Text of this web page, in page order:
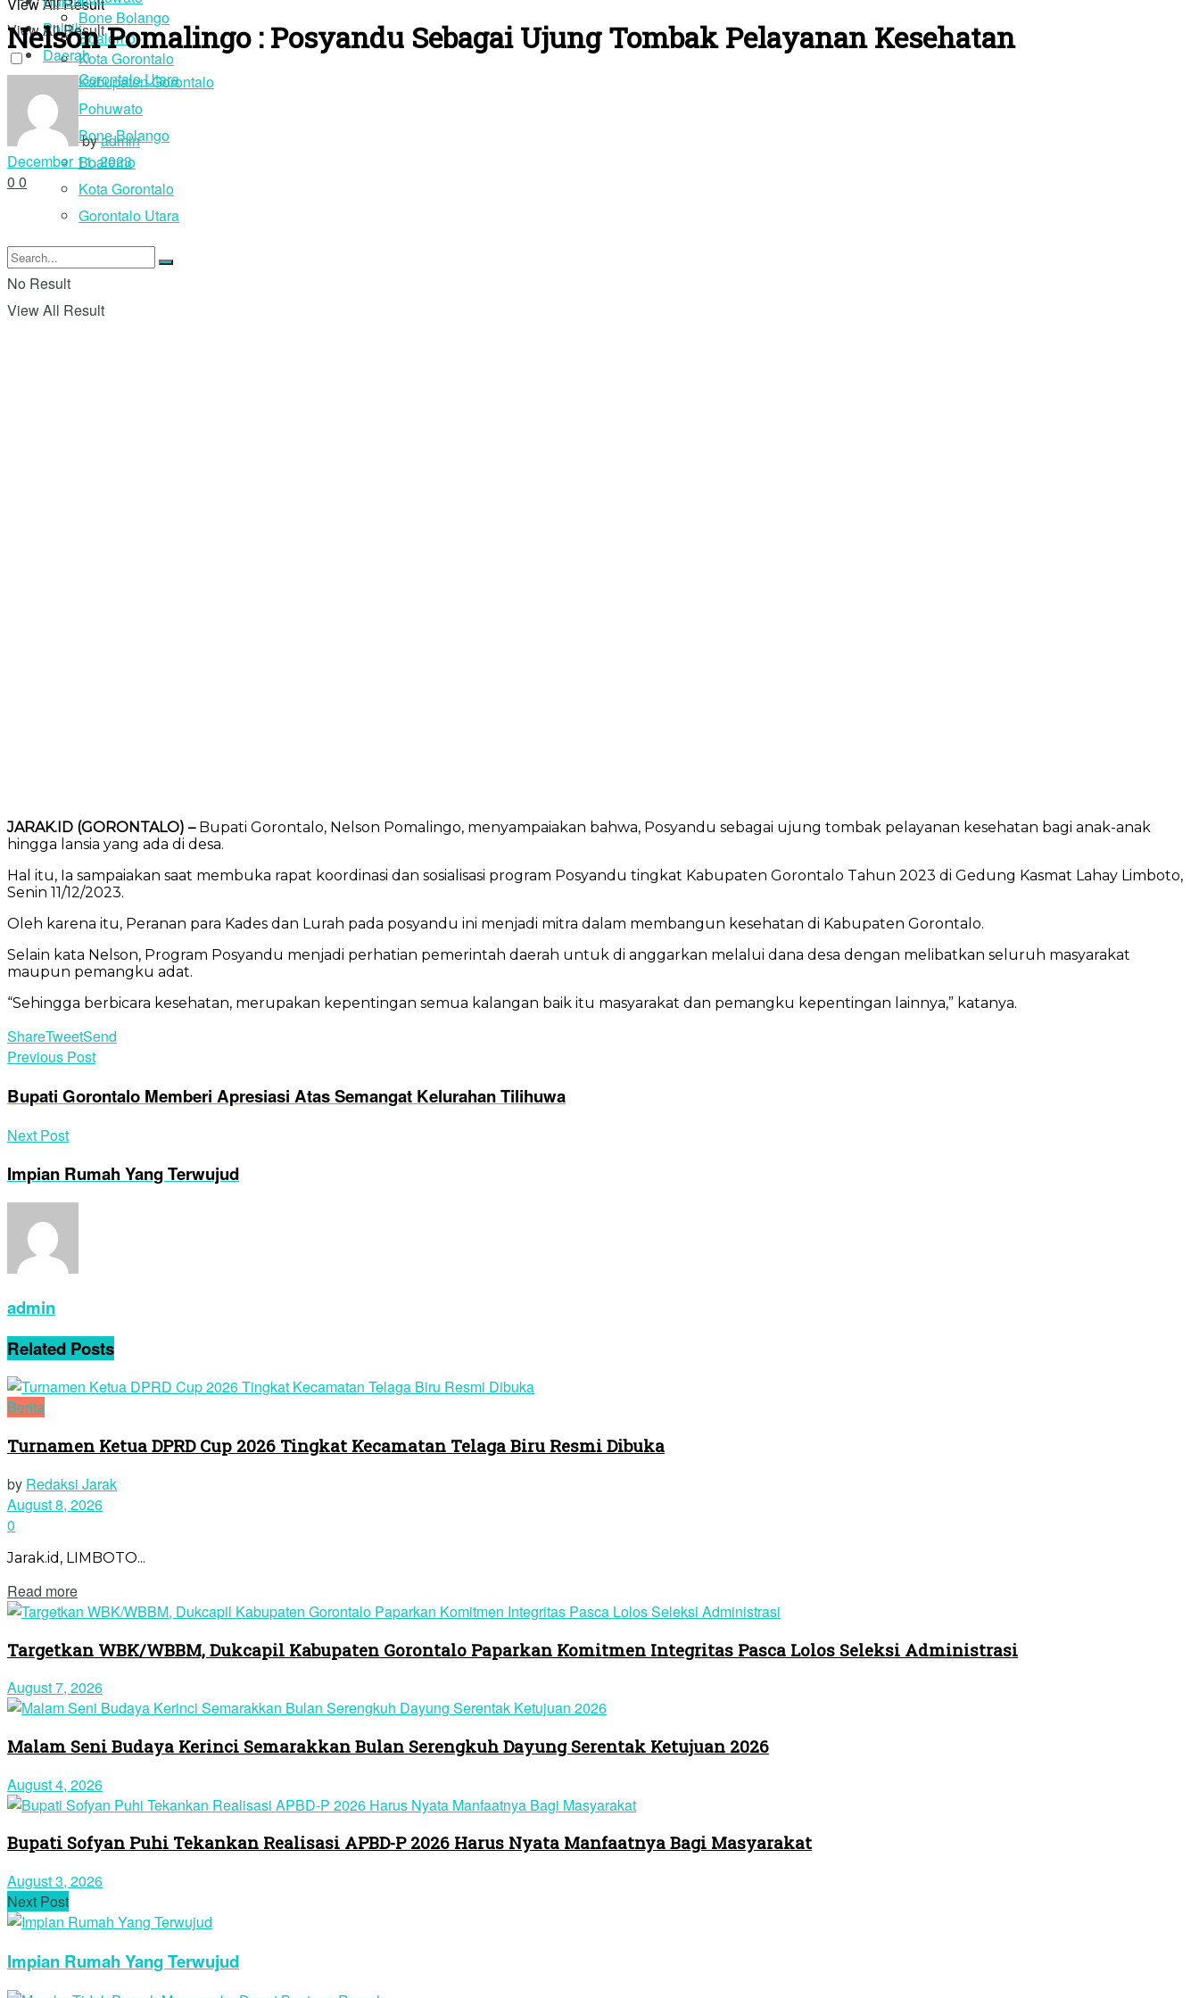
View All Result
Login
Bone Bolango
Boalemo
Kota Gorontalo
Gorontalo Utara
Politik
Daerah
Kabupaten Gorontalo
Pohuwato
Bone Bolango
Boalemo
Kota Gorontalo
Gorontalo Utara
No Result
View All Result
View All Result
Nelson Pomalingo : Posyandu Sebagai Ujung Tombak Pelayanan Kesehatan
byadmin
December 11, 2023
0 0
JARAK.ID (GORONTALO) –Bupati Gorontalo, Nelson Pomalingo, menyampaiakan bahwa, Posyandu sebagai ujung tombak pelayanan kesehatan bagi anak-anak
hingga lansia yang ada di desa.
Hal itu, Ia sampaiakan saat membuka rapat koordinasi dan sosialisasi program Posyandu tingkat Kabupaten Gorontalo Tahun 2023 di Gedung Kasmat Lahay Limboto,
Senin 11/12/2023.
Oleh karena itu, Peranan para Kades dan Lurah pada posyandu ini menjadi mitra dalam membangun kesehatan di Kabupaten Gorontalo.
Selain kata Nelson, Program Posyandu menjadi perhatian pemerintah daerah untuk di anggarkan melalui dana desa dengan melibatkan seluruh masyarakat
maupun pemangku adat.
“Sehingga berbicara kesehatan, merupakan kepentingan semua kalangan baik itu masyarakat dan pemangku kepentingan lainnya,” katanya.
ShareTweetSend
Previous Post
Bupati Gorontalo Memberi Apresiasi Atas Semangat Kelurahan Tilihuwa
Next Post
Impian Rumah Yang Terwujud
admin
Related Posts
Berita
Turnamen Ketua DPRD Cup 2026 Tingkat Kecamatan Telaga Biru Resmi Dibuka
by Redaksi Jarak
August 8, 2026
0
Jarak.id, LIMBOTO...
Read more
Targetkan WBK/WBBM, Dukcapil Kabupaten Gorontalo Paparkan Komitmen Integritas Pasca Lolos Seleksi Administrasi
August 7, 2026
Malam Seni Budaya Kerinci Semarakkan Bulan Serengkuh Dayung Serentak Ketujuan 2026
August 4, 2026
Bupati Sofyan Puhi Tekankan Realisasi APBD-P 2026 Harus Nyata Manfaatnya Bagi Masyarakat
August 3, 2026
Next Post
Impian Rumah Yang Terwujud